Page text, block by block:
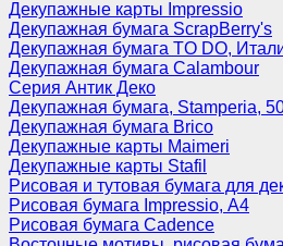
Декупажные карты Impressio
Декупажная бумага ScrapBerry's
Декупажная бумага TO DO,
Декупажная бумага Calambour
Серия Антик Деко
Декупажная бумага, Stamperia,
Декупажная бумага Brico
Декупажные карты Maimeri
Декупажные карты Stafil
Рисовая и тутовая бумага для
Рисовая бумага Impressio, А4
Рисовая бумага Cadence